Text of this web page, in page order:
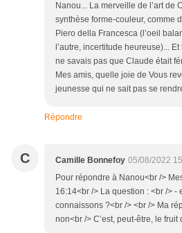
Nanou... La merveille de l’art de
synthèse forme-couleur, comme
Piero della Francesca (l’oeil
l’autre, incertitude heureuse)...
ne savais pas que Claude était
Mes amis, quelle joie de Vous
jeunesse qui ne sait pas se
Répondre
C Camille Bonnefoy 05/08/2022
Pour répondre à Nanou<br />
16:14<br /> La question : <br /> -
connaissons ?<br /> <br /> Ma
non<br /> C’est, peut-être, le